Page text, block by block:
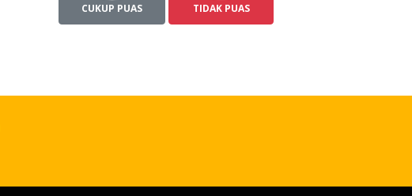
CUKUP PUAS TIDAK PUAS